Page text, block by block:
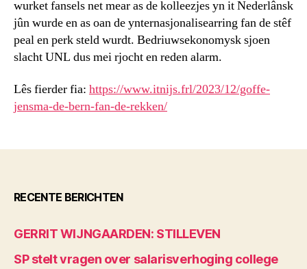
wurket fansels net mear as de kolleezjes yn it Nederlânsk
jûn wurde en as oan de ynternasjonalisearring fan de stêf
peal en perk steld wurdt. Bedriuwsekonomysk sjoen
slacht UNL dus mei rjocht en reden alarm.
Lês fierder fia: https://www.itnijs.frl/2023/12/goffe-
jensma-de-bern-fan-de-rekken/
RECENTE BERICHTEN
GERRIT WIJNGAARDEN: STILLEVEN
SP stelt vragen over salarisverhoging college